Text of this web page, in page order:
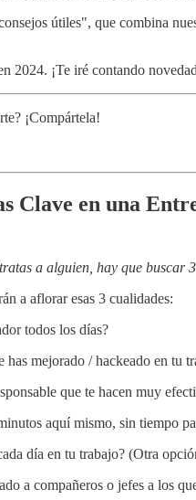
útiles", que combina
2024. ¡Te iré contando
¡Compártela!
Clave en una
a alguien, hay que
a aflorar esas 3 cualidades:
todos los días?
has mejorado / hackeado en tu
que te hacen muy
aquí mismo, sin tiempo
día en tu trabajo? (Otra
a compañeros o jefes a los